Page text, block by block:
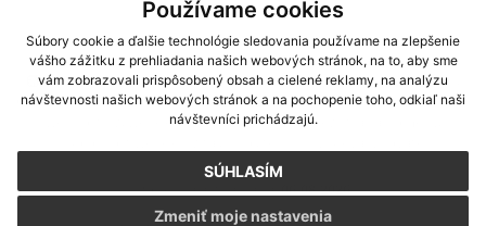
Používame cookies
Súbory cookie a ďalšie technológie sledovania používame na zlepšenie
vášho zážitku z prehliadania našich webových stránok, na to, aby sme
vám zobrazovali prispôsobený obsah a cielené reklamy, na analýzu
návštevnosti našich webových stránok a na pochopenie toho, odkiaľ naši
návštevníci prichádzajú.
SÚHLASÍM
Zmeniť moje nastavenia
využite možnosť získavania aktuálnych informácií s využitím RSS
CMS systém (redakčný) systém ECHELON 2,Mapa stránok,web portál
webex.digital, s.r.o.,domény,registrácia domény
Posledná aktualizácia:06.08.2026